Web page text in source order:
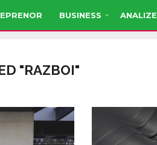
BUSINESS ANALIZE
"RAZBOI"